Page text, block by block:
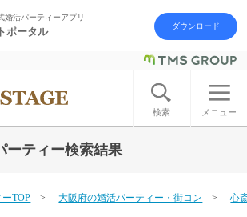
アカウント登録
ーティー
婚活パーティーアプリ
ポータル ダウンロード
検索 メニュー
ーティー検索結果
TOP 大阪府の婚活パーティー・街コン 心